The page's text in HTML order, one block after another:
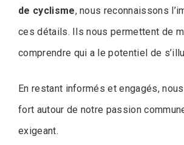
de cyclisme, nous reconnaissons
ces détails. Ils nous permettent de
comprendre qui a le potentiel de
En restant informés et engagés,
fort autour de notre passion
exigeant.